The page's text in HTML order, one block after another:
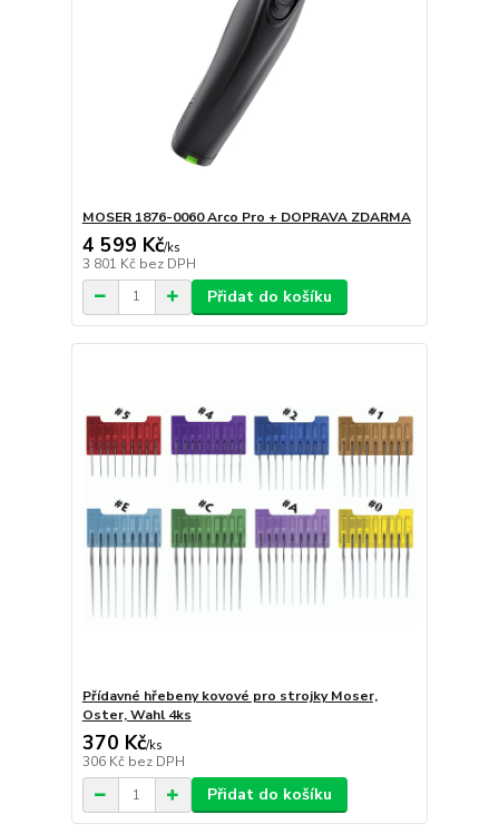
MOSER 1876-0060 Arco Pro + DOPRAVA ZDARMA
4 599 Kč/ks
3 801 Kč bez DPH
Přidat do košíku
Přídavné hřebeny kovové pro strojky Moser,
Oster, Wahl 4ks
370 Kč/ks
306 Kč bez DPH
Přidat do košíku